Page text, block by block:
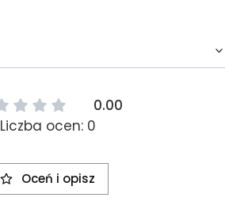
0.00
Liczba ocen: 0
Oceń i opisz